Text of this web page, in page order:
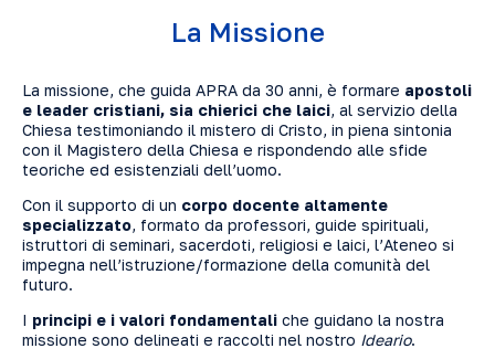
La Missione
La missione, che guida APRA da 30 anni, è formare apostoli
e leader cristiani, sia chierici che laici, al servizio della
Chiesa testimoniando il mistero di Cristo, in piena sintonia
con il Magistero della Chiesa e rispondendo alle sfide
teoriche ed esistenziali dell’uomo.
Con il supporto di un corpo docente altamente
specializzato, formato da professori, guide spirituali,
istruttori di seminari, sacerdoti, religiosi e laici, l’Ateneo si
impegna nell’istruzione/formazione della comunità del
futuro.
I principi e i valori fondamentali che guidano la nostra
missione sono delineati e raccolti nel nostro Ideario.